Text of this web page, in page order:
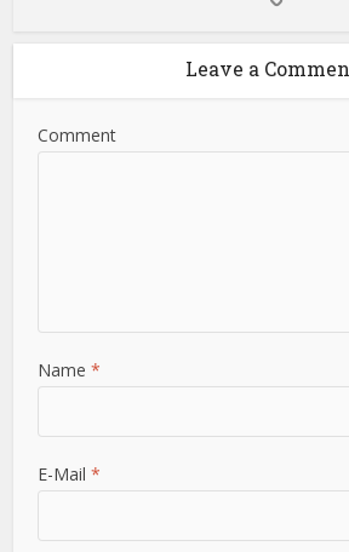
Leave a
Comment
Name*
E-Mail*